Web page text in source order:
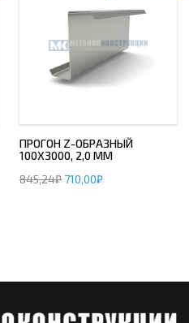
ПРОГОН Z-ОБРАЗНЫЙ
100Х3000, 2,0 ММ
845,24₽ 710,00₽